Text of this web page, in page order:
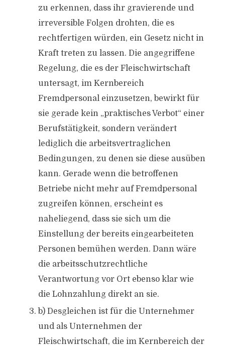
zu erkennen, dass ihr gravierende und
irreversible Folgen drohten, die es
rechtfertigen würden, ein Gesetz nicht in
Kraft treten zu lassen. Die angegriffene
Regelung, die es der Fleischwirtschaft
untersagt, im Kernbereich
Fremdpersonal einzusetzen, bewirkt für
sie gerade kein „praktisches Verbot“ einer
Berufstätigkeit, sondern verändert
lediglich die arbeitsvertraglichen
Bedingungen, zu denen sie diese ausüben
kann. Gerade wenn die betroffenen
Betriebe nicht mehr auf Fremdpersonal
zugreifen können, erscheint es
naheliegend, dass sie sich um die
Einstellung der bereits eingearbeiteten
Personen bemühen werden. Dann wäre
die arbeitsschutzrechtliche
Verantwortung vor Ort ebenso klar wie
die Lohnzahlung direkt an sie.
b) Desgleichen ist für die Unternehmer
und als Unternehmen der
Fleischwirtschaft, die im Kernbereich der